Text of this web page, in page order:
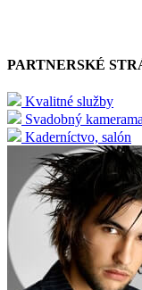
PARTNERSKÉ
Kvalitné služby
Svadobný
Kaderníctvo, salón